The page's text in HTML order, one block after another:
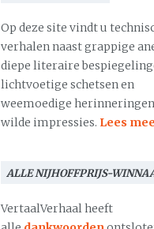
Op deze site vindt u
verhalen naast grappige
diepe literaire
lichtvoetige schetsen en
weemoedige
wilde impressies. Lees
ALLE NIJHOFFPRIJS-
VertaalVerhaal heeft